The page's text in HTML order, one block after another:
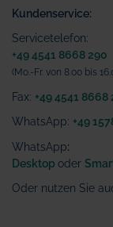
Kundenservice:
Servicetelefon:
+49 4541 8668 290
(Mo.-Fr. von 8.00 bis
Fax: +49 4541 8668
WhatsApp: +49
WhatsApp:
Desktop oder
Oder nutzen Sie